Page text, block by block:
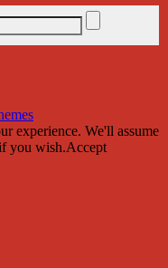
experience. We'll assume
you wish.Accept